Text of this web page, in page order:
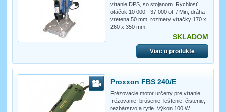
vŕtanie DPS, so stojanom. Rýchlosť
otáčok 10 000 - 37 000 ot. / Min, dráha
vretena 50 mm, rozmery vŕtačky 170 x
260 x 350 mm.
SKLADOM
Viac o produkte
Proxxon FBS 240/E
Frézovacie motor určený pre vŕtanie,
frézovanie, brúsenie, leštenie, čistenie,
rezbárstvo a rytie. Výkon 100 W,